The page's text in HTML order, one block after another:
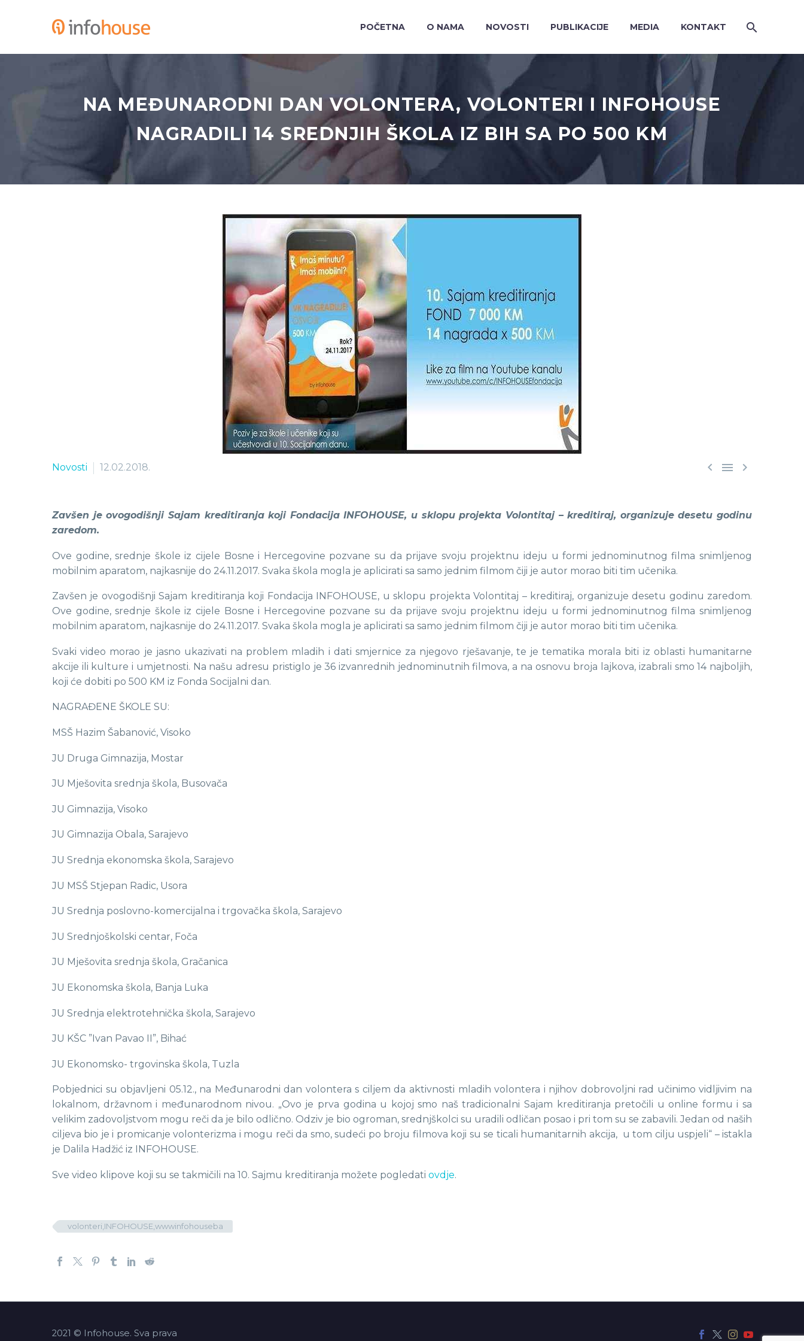
POČETNA O NAMA NOVOSTI PUBLIKACIJE MEDIA KONTAKT
NA MEĐUNARODNI DAN VOLONTERA, VOLONTERI I INFOHOUSE
NAGRADILI 14 SREDNJIH ŠKOLA IZ BIH SA PO 500 KM
  
Novosti 12.02.2018.
Zavšen je ovogodišnji Sajam kreditiranja koji Fondacija INFOHOUSE, u sklopu projekta Volontitaj – kreditiraj, organizuje desetu godinu
zaredom.
Ove godine, srednje škole iz cijele Bosne i Hercegovine pozvane su da prijave svoju projektnu ideju u formi jednominutnog filma snimljenog
mobilnim aparatom, najkasnije do 24.11.2017. Svaka škola mogla je aplicirati sa samo jednim filmom čiji je autor morao biti tim učenika.
Zavšen je ovogodišnji Sajam kreditiranja koji Fondacija INFOHOUSE, u sklopu projekta Volontitaj – kreditiraj, organizuje desetu godinu zaredom.
Ove godine, srednje škole iz cijele Bosne i Hercegovine pozvane su da prijave svoju projektnu ideju u formi jednominutnog filma snimljenog
mobilnim aparatom, najkasnije do 24.11.2017. Svaka škola mogla je aplicirati sa samo jednim filmom čiji je autor morao biti tim učenika.
Svaki video morao je jasno ukazivati na problem mladih i dati smjernice za njegovo rješavanje, te je tematika morala biti iz oblasti humanitarne
akcije ili kulture i umjetnosti. Na našu adresu pristiglo je 36 izvanrednih jednominutnih filmova, a na osnovu broja lajkova, izabrali smo 14 najboljih,
koji će dobiti po 500 KM iz Fonda Socijalni dan.
NAGRAĐENE ŠKOLE SU:
MSŠ Hazim Šabanović, Visoko
JU Druga Gimnazija, Mostar
JU Mješovita srednja škola, Busovača
JU Gimnazija, Visoko
JU Gimnazija Obala, Sarajevo
JU Srednja ekonomska škola, Sarajevo
JU MSŠ Stjepan Radic, Usora
JU Srednja poslovno-komercijalna i trgovačka škola, Sarajevo
JU Srednjoškolski centar, Foča
JU Mješovita srednja škola, Gračanica
JU Ekonomska škola, Banja Luka
JU Srednja elektrotehnička škola, Sarajevo
JU KŠC ”Ivan Pavao II”, Bihać
JU Ekonomsko- trgovinska škola, Tuzla
Pobjednici su objavljeni 05.12., na Međunarodni dan volontera s ciljem da aktivnosti mladih volontera i njihov dobrovoljni rad učinimo vidljivim na
lokalnom, državnom i međunarodnom nivou. „Ovo je prva godina u kojoj smo naš tradicionalni Sajam kreditiranja pretočili u online formu i sa
velikim zadovoljstvom mogu reči da je bilo odlično. Odziv je bio ogroman, srednjškolci su uradili odličan posao i pri tom su se zabavili. Jedan od naših
ciljeva bio je i promicanje volonterizma i mogu reči da smo, sudeći po broju filmova koji su se ticali humanitarnih akcija, u tom cilju uspjeli“ – istakla
je Dalila Hadžić iz INFOHOUSE.
Sve video klipove koji su se takmičili na 10. Sajmu kreditiranja možete pogledati ovdje.
volonteri,INFOHOUSE,wwwinfohouseba
2021 © Infohouse. Sva prava